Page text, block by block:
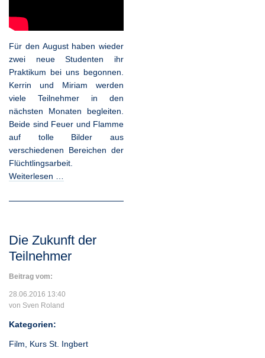
Für den August haben wieder
zwei neue Studenten ihr
Praktikum bei uns begonnen.
Kerrin und Miriam werden
viele Teilnehmer in den
nächsten Monaten begleiten.
Beide sind Feuer und Flamme
auf tolle Bilder aus
verschiedenen Bereichen der
Flüchtlingsarbeit.
Weiterlesen …
Die Zukunft der
Teilnehmer
Beitrag vom:
28.06.2016 13:40
von Sven Roland
Kategorien:
Film, Kurs St. Ingbert